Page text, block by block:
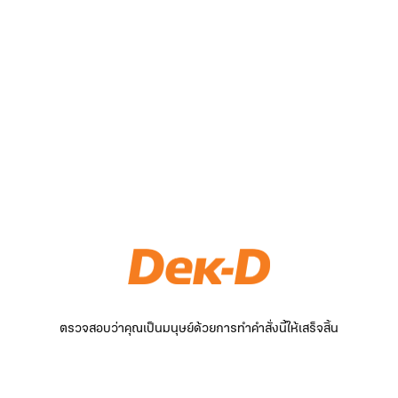
ตรวจสอบว่าคุณเป็นมนุษย์ด้วยการทำคำสั่งนี้ให้เสร็จสิ้น